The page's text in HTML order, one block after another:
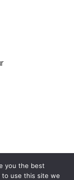
you the best
use this site we